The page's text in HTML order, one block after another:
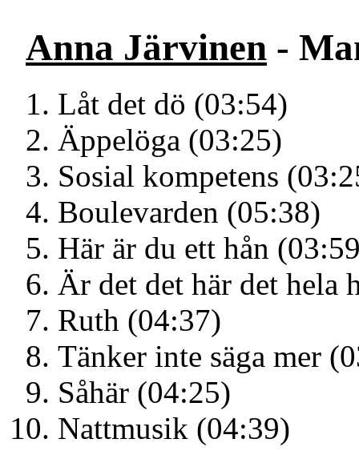
Anna Järvinen -
Låt det dö (03:54)
Äppelöga (03:25)
Sosial kompetens
Boulevarden (05:38)
Här är du ett hån
Är det det här det hela
Ruth (04:37)
Tänker inte säga mer
Såhär (04:25)
Nattmusik (04:39)